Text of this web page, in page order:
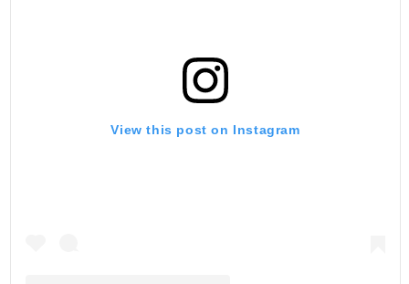
View this post on Instagram